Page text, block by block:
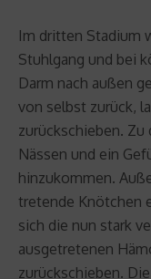
Im dritten Stadium
Stuhlgang und bei
Darm nach außen
von selbst zurück,
zurückschieben.
Nässen und ein
hinzukommen.
tretende Knötchen
sich die nun stark
ausgetretenen
zurückschieben.